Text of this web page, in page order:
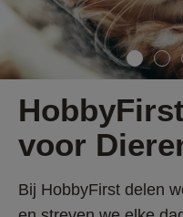
voor
Bij HobbyFirst delen